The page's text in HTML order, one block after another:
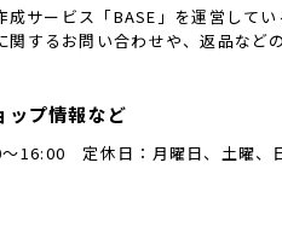
成サービス「BASE」を運営して
するお問い合わせや、返品などの
ップ情報など
16:00 定休日：月曜日、土曜、